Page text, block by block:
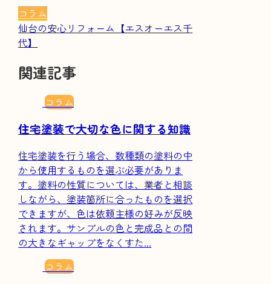
コラム
仙台の安心リフォーム【エスオーエス千
代】
関連記事
コラム
住宅塗装で大切な色に関する知識
住宅塗装を行う場合、数種類の塗料の中
から使用するものを選ぶ必要がありま
す。塗料の性質については、業者と相談
しながら、塗装箇所に合ったものを選択
できますが、色は依頼主様の好みが反映
されます。サンプルの色と完成品との間
の大きなギャップをなくすた...
コラム